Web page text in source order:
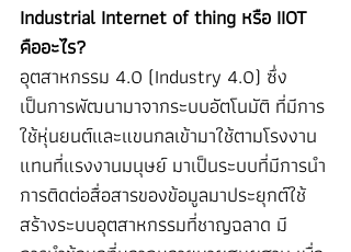
Industrial Internet of thing หรือ IIOT
คืออะไร?
อุตสาหกรรม 4.0 (Industry 4.0) ซึ่ง
เป็นการพัฒนามาจากระบบอัตโนมัติ ที่มีการ
ใช้หุ่นยนต์และแขนกลเข้ามาใช้ตามโรงงาน
แทนที่แรงงานมนุษย์ มาเป็นระบบที่มีการนำ
การติดต่อสื่อสารของข้อมูลมาประยุกต์ใช้
สร้างระบบอุตสาหกรรมที่ชาญฉลาด มี